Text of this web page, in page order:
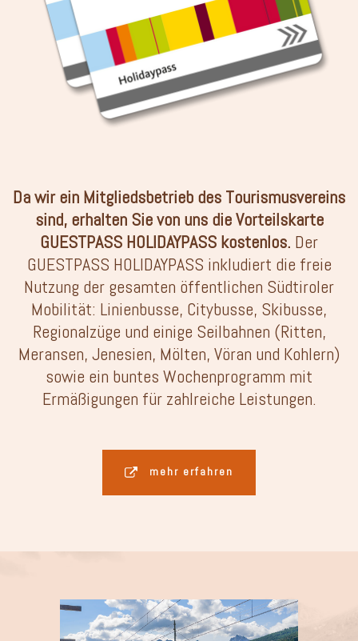
Da wir ein Mitgliedsbetrieb des Tourismusvereins
sind, erhalten Sie von uns die Vorteilskarte
GUESTPASS HOLIDAYPASS kostenlos. Der
GUESTPASS HOLIDAYPASS inkludiert die freie
Nutzung der gesamten öffentlichen Südtiroler
Mobilität: Linienbusse, Citybusse, Skibusse,
Regionalzüge und einige Seilbahnen (Ritten,
Meransen, Jenesien, Mölten, Vöran und Kohlern)
sowie ein buntes Wochenprogramm mit
Ermäßigungen für zahlreiche Leistungen.
mehr erfahren